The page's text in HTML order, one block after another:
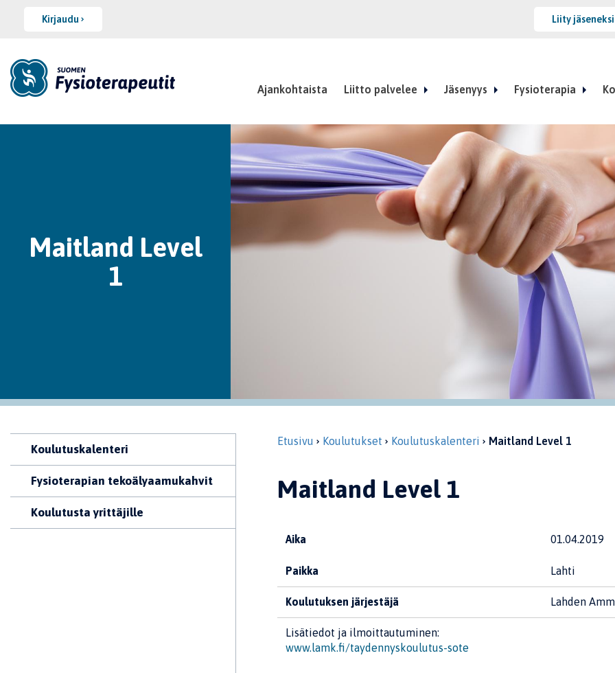
Kirjaudu Liity jäseneksi
Ajankohtaista Liitto palvelee Jäsenyys Fysioterapia
Maitland Level
1
Koulutuskalenteri
Fysioterapian tekoälyaamukahvit
Koulutusta yrittäjille
Etusivu Koulutukset Koulutuskalenteri Maitland Level 1
Maitland Level 1
Aika 01.04.2019
Paikka Lahti
Koulutuksen järjestäjä Lahden
Lisätiedot ja ilmoittautuminen:
www.lamk.fi/taydennyskoulutus-sote